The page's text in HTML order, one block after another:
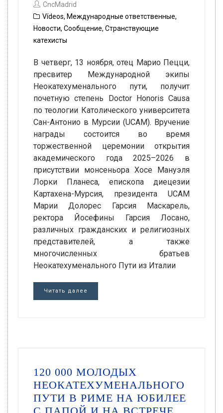
CncMadrid
Vídeos, Международные ответственные,
Новости, Сообщение, Странствующие
катехисты
В четверг, 13 ноября, отец Марио Пецци,
пресвитер Международной экипы
Неокатехуменального пути, получит
почетную степень Doctor Honoris Causa
по теологии Католического университета
Сан-Антонио в Мурсии (UCAM). Вручение
награды состоится во время
торжественной церемонии открытия
академического года 2025–2026 в
присутствии монсеньора Хосе Мануэля
Лорки Планеса, епископа диецезии
Картахена-Мурсия, президента UCAM
Марии Долорес Гарсия Маскарель,
ректора Йосефины Гарсия Лосано,
различных гражданских и религиозных
представителей, а также
многочисленных братьев
Неокатехуменального Пути из Италии
Читать далее
120 000 МОЛОДЫХ
НЕОКАТЕХУМЕНАЛЬНОГО
ПУТИ В РИМЕ НА ЮБИЛЕЕ